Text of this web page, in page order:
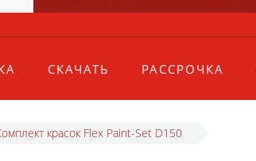
СКАЧАТЬ РАССРОЧКА
красок Flex Paint-Set D150